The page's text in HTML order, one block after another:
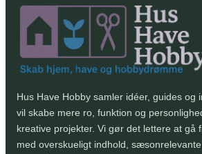
Hus Have Hobby samler idéer, guides og
vil skabe mere ro, funktion og
kreative projekter. Vi gør det lettere at gå
med overskueligt indhold,